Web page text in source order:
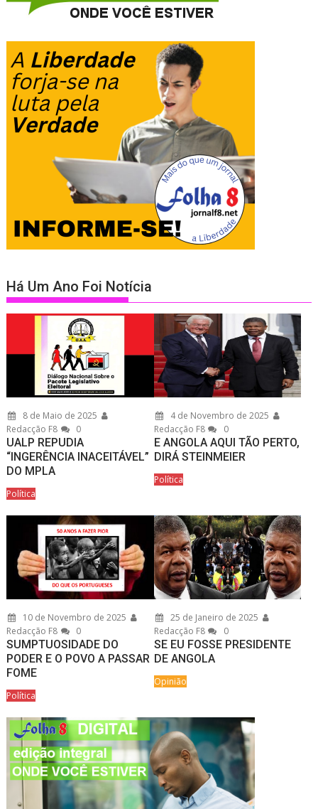
Há Um Ano Foi Notícia
8 de Maio de 2025
Redacção F8
0
UALP REPUDIA
“INGERÊNCIA INACEITÁVEL”
DO MPLA
Política
4 de Novembro de 2025
Redacção F8
0
E ANGOLA AQUI TÃO PERTO,
DIRÁ STEINMEIER
Política
10 de Novembro de 2025
Redacção F8
0
SUMPTUOSIDADE DO
PODER E O POVO A PASSAR
FOME
Política
25 de Janeiro de 2025
Redacção F8
0
SE EU FOSSE PRESIDENTE
DE ANGOLA
Opinião